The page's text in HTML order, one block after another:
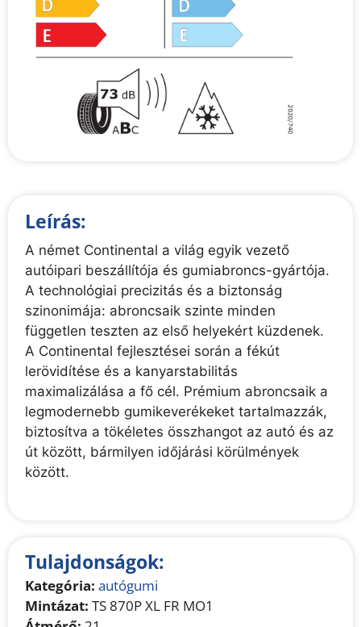
Leírás:
A német Continental a világ egyik vezető
autóipari beszállítója és gumiabroncs-gyártója.
A technológiai precizitás és a biztonság
szinonimája: abroncsaik szinte minden
független teszten az első helyekért küzdenek.
A Continental fejlesztései során a fékút
lerövidítése és a kanyarstabilitás
maximalizálása a fő cél. Prémium abroncsaik a
legmodernebb gumikeverékeket tartalmazzák,
biztosítva a tökéletes összhangot az autó és az
út között, bármilyen időjárási körülmények
között.
Tulajdonságok:
Kategória: autógumi
Mintázat: TS 870P XL FR MO1